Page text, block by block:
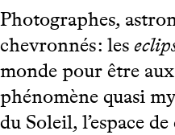
Photographes,
chevronnés : les
monde pour être
phénomène quasi
du Soleil, l’espace